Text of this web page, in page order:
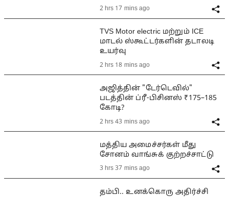
2 hrs 17 mins ago
TVS Motor electric மற்றும் ICE
மாடல் ஸ்கூட்டர்களின் தடாலடி
உயர்வு
2 hrs 18 mins ago
அஜித்தின் "டேர்டெவில்"
படத்தின் ப்ரீ-பிசினஸ் ₹175–185
கோடி?
2 hrs 43 mins ago
மத்திய அமைச்சர்கள் மீது
சோனம் வாங்சுக் குற்றச்சாட்டு
3 hrs 37 mins ago
தம்பி.. உனக்கொரு அதிர்ச்சி